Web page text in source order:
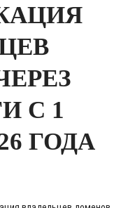
С 1
ГОДА